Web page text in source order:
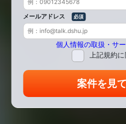
メールアドレス
個人情報の取扱・サ
上記規約